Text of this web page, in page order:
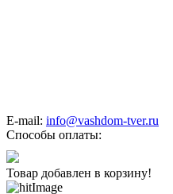
E-mail: info@vashdom-tver.ru
Способы оплаты:
Товар добавлен в корзину!